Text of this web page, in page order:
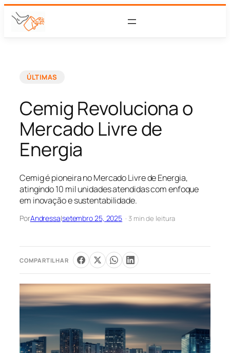
ÚLTIMAS
Cemig Revoluciona o
Mercado Livre de
Energia
Cemig é pioneira no Mercado Livre de Energia,
atingindo 10 mil unidades atendidas com enfoque
em inovação e sustentabilidade.
PorAndressa|setembro 25, 2025 · 3 min de leitura
COMPARTILHAR